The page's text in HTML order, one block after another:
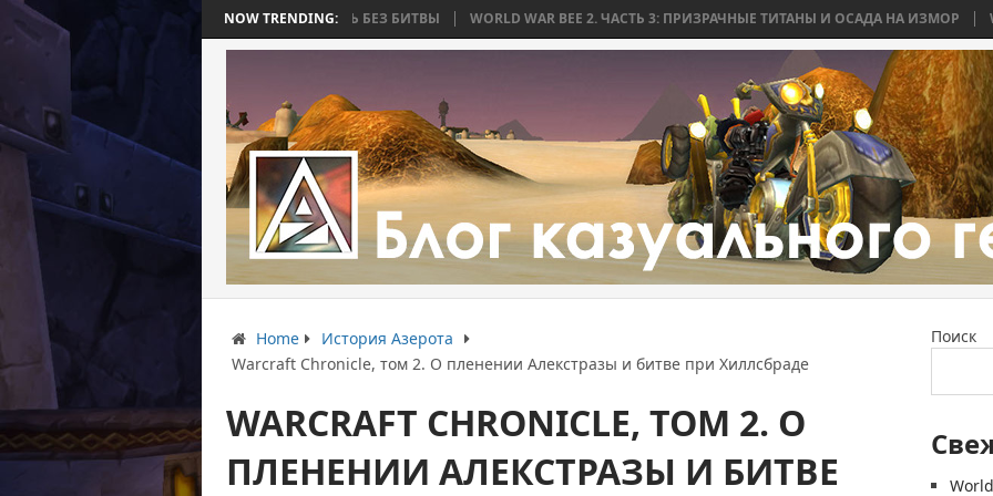
NOW TRENDING:
4: ВОЙНА, КОТОРАЯ ЗАКОНЧИЛАСЬ БЕЗ БИТВЫ WORLD WAR BEE 2. ЧАСТЬ 3: ПРИЗРАЧНЫЕ ТИТАНЫ И ОСАДА НА ИЗМОР WORLD
Home
История Азерота
Warcraft Chronicle, том 2. О пленении Алекстразы и битве при Хиллсбраде
WARCRAFT CHRONICLE, ТОМ 2. О
ПЛЕНЕНИИ АЛЕКСТРАЗЫ И БИТВЕ
Поиск